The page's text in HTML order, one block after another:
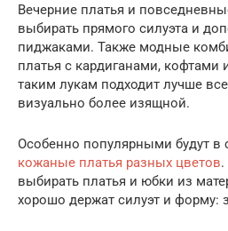
Вечерние платья и
выбирать прямого силуэта и
пиджаками. Также модные
платья с кардиганами, кофтами
таким лукам подходит лучше
визуально более изящной.
Особенно популярными будут
кожаные платья разных цветов
выбирать платья и юбки из
хорошо держат силуэт и форму: